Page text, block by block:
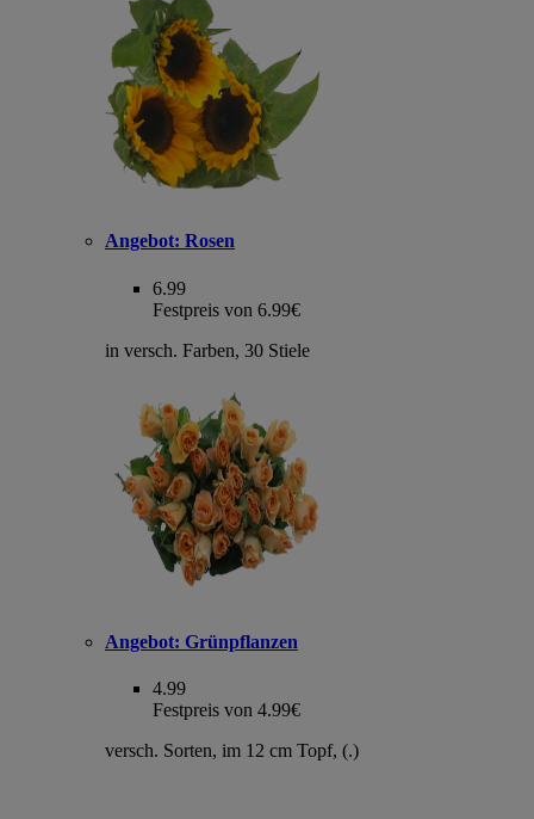
Angebot: Rosen
6.99
Festpreis von 6.99€
in versch. Farben, 30 Stiele
Angebot: Grünpflanzen
4.99
Festpreis von 4.99€
versch. Sorten, im 12 cm Topf, (.)